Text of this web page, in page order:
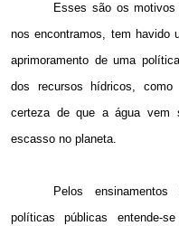
Esses são os
nos encontramos, tem havido
aprimoramento de uma
dos recursos hídricos,
certeza de que a água vem
escasso no planeta.
Pelos
políticas públicas entende-